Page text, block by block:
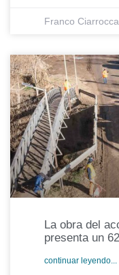
Franco Ciarrocca
La obra del
presenta un
continuar leyendo...